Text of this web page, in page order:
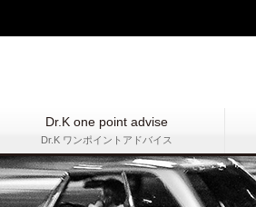
Dr.K one point advise
Dr.K ワンポイントアドバイス